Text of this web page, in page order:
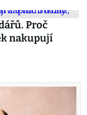
Proč
nakupují